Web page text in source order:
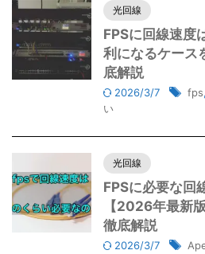
光回線
FPSに回線速度
利になるケース
底解説
2026/3/7 fps,
い
光回線
FPSに必要な回
【2026年最新
徹底解説
2026/3/7